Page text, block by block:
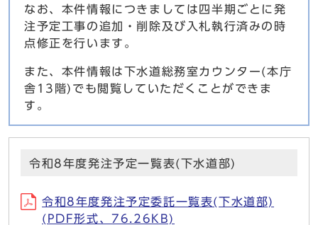
なお、本件情報につきましては四半期ごとに発
注予定工事の追加・削除及び入札執行済みの時
点修正を行います。
また、本件情報は下水道総務室カウンター(本庁
舎13階)でも閲覧していただくことができま
す。
令和8年度発注予定一覧表(下水道部)
令和8年度発注予定委託一覧表(下水道部)
(PDF形式、76.26KB)